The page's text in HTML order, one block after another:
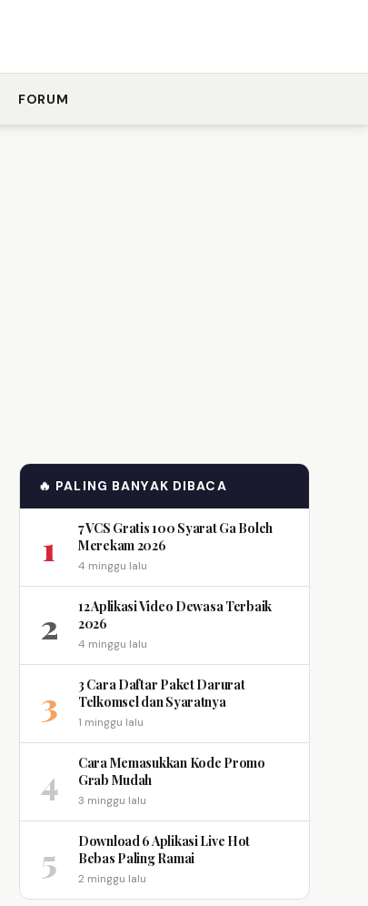
FORUM
🔥 PALING BANYAK DIBACA
1
7 VCS Gratis 100 Syarat Ga Boleh
Merekam 2026
4 minggu lalu
2
12 Aplikasi Video Dewasa Terbaik
2026
4 minggu lalu
3
3 Cara Daftar Paket Darurat
Telkomsel dan Syaratnya
1 minggu lalu
4
Cara Memasukkan Kode Promo
Grab Mudah
3 minggu lalu
5
Download 6 Aplikasi Live Hot
Bebas Paling Ramai
2 minggu lalu